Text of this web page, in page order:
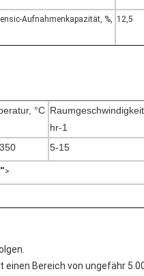
Aufnahmenkapazität, %, 12,5
°C
hr-1
5-15
Bereich von ungefähr